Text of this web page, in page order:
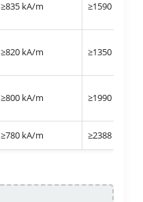
≥835 kA/m ≥1590 kA/m
≥820 kA/m ≥1350 kA/m
≥800 kA/m ≥1990 kA/m
≥780 kA/m ≥2388 kA/m